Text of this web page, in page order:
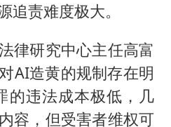
追责难度极大。
律研究中心主任高富
AI造黄的规制存在明
的违法成本极低，几
容，但受害者维权可